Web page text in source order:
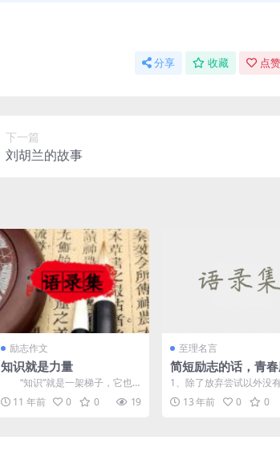
分享 收藏 点
下一篇
刘胡兰的故事
励志作文
知识就是力量
“知识”就是一架梯子，它也
为我们的人生开通了一条又宽...
11 年前 0 0 19
至理名言
简短励志的话，青
的话，写得好的励
1、除了放弃尝试以外没
2、努力不一定成功，但
定失败...
13 年前 0 0